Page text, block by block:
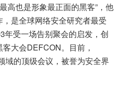
高也是形象最正面的黑客”，他
是全球网络安全研究者最受
年受一场告别聚会的启发，创
大会DEFCON。目前，
域的顶级会议，被誉为安全界